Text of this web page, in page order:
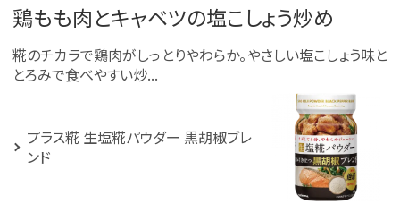
鶏もも肉とキャベツの塩こしょう炒め
糀のチカラで鶏肉がしっとりやわらか。やさしい塩こしょう味と
とろみで食べやすい炒...
プラス糀 生塩糀パウダー 黒胡椒ブレ
ンド